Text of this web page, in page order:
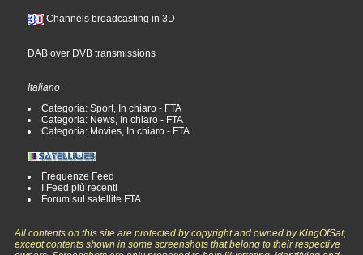
Channels broadcasting in 3D
DAB over DVB transmissions
Italiano
Categoria: Sport, In chiaro - FTA
Categoria: News, In chiaro - FTA
Categoria: Movies, In chiaro - FTA
Frequenze Feed
I Feed più recenti
Forum sul satellite FTA
All contents on this site are protected by copyright and owned by KingOfSat,
except contents shown in some screenshots that belong to their respective